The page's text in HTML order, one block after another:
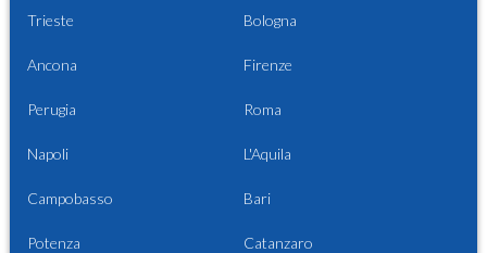
Trieste Bologna
Ancona Firenze
Perugia Roma
Napoli L'Aquila
Campobasso Bari
Potenza Catanzaro